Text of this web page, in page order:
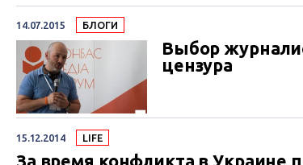
14.07.2015 БЛОГИ
Выбор
цензура
15.12.2014 LIFE
За время конфликта в Украине